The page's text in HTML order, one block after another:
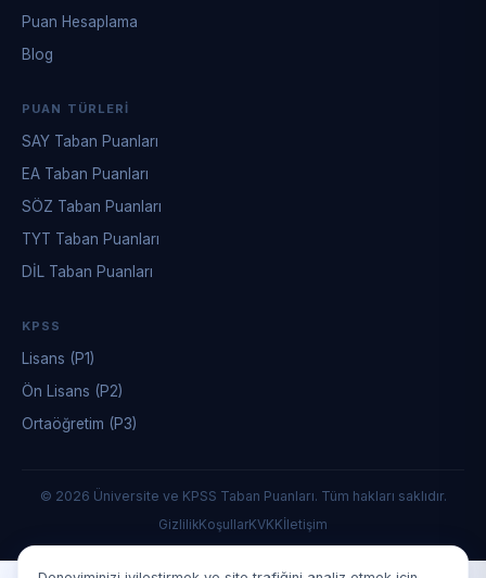
Puan Hesaplama
Blog
PUAN TÜRLERI
SAY Taban Puanları
EA Taban Puanları
SÖZ Taban Puanları
TYT Taban Puanları
DİL Taban Puanları
KPSS
Lisans (P1)
Ön Lisans (P2)
Ortaöğretim (P3)
© 2026 Üniversite ve KPSS Taban Puanları. Tüm hakları saklıdır.
GizlilikKoşullarKVKKİletişim